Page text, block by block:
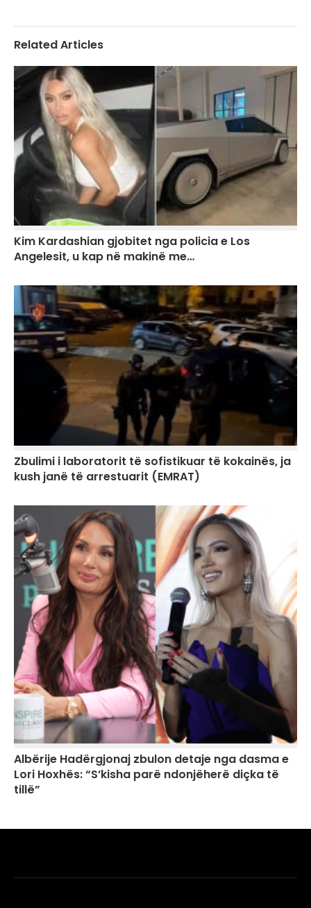
Related Articles
Kim Kardashian gjobitet nga policia e Los
Angelesit, u kap në makinë me…
Zbulimi i laboratorit të sofistikuar të kokainës, ja
kush janë të arrestuarit (EMRAT)
Albërije Hadërgjonaj zbulon detaje nga dasma e
Lori Hoxhës: “S’kisha parë ndonjëherë diçka të
tillë”